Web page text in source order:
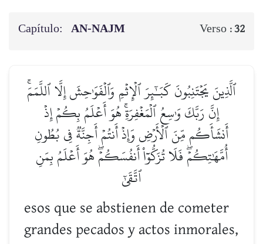
Capítulo: AN-NAJM Verso :32
ٱلَّذِينَ يَجۡتَنِبُونَ كَبَـٰٓئِرَ ٱلۡإِثۡمِ وَٱلۡفَوَٰحِشَ إِلَّا ٱللَّمَمَۚ
إِنَّ رَبَّكَ وَٰسِعُ ٱلۡمَغۡفِرَةِۚ هُوَ أَعۡلَمُ بِكُمۡ إِذۡ
أَنشَأَكُم مِّنَ ٱلۡأَرۡضِ وَإِذۡ أَنتُمۡ أَجِنَّةٞ فِي بُطُونِ
أُمَّهَٰتِكُمۡۖ فَلَا تُزَكُّوٓاْ أَنفُسَكُمۡۖ هُوَ أَعۡلَمُ بِمَنِ
ٱتَّقَىٰٓ
esos que se abstienen de cometer
grandes pecados y actos inmorales,